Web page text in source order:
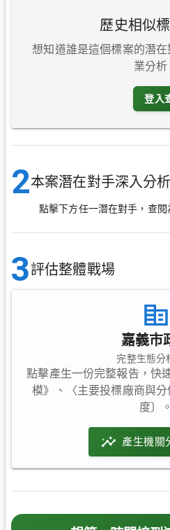
歷史相似
想知道誰是這個標案的潛
業分析
登入
2本案潛在對手深入分析
點擊下方任一潛在對手，查閱
3評估整體戰場
嘉義市
完整生態分
點擊產生一份完整報告，快
模》、〈主要投標廠商與
度〕。
產生機關